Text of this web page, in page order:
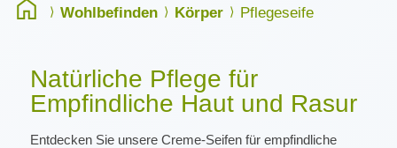
Wohlbefinden Körper Pflegeseife
Natürliche Pflege für
Empfindliche Haut und Rasur
Entdecken Sie unsere Creme-Seifen für empfindliche